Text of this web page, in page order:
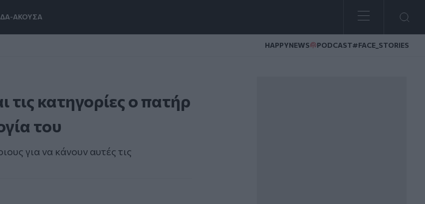
ΑΚΟΥΣΑ
HAPPYNEWS PODCAST#FACE_STORIES
τις κατηγορίες ο πατήρ
του
για να κάνουν αυτές τις